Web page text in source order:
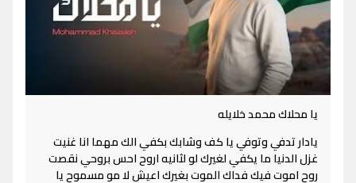
يا محلاك محمد خلايله
يادار تدفي وتوفي يا كف وشابك بكفي الك مهما انا غنيت
غزل الدنيا ما يكفي لغيرك لو لثانيه اروح احس بروحي نقصت
روح اموت فيك فداك الموت بغيرك اعيش لا مو مسموح يا